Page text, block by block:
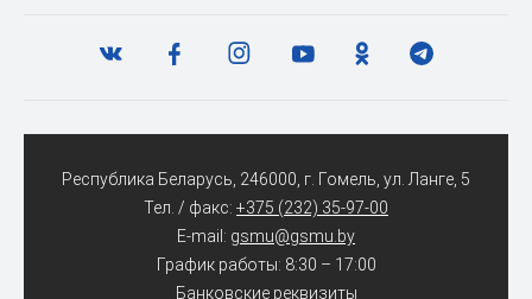
Республика Беларусь, 246000, г. Гомель, ул. Ланге, 5
Тел. / факс: +375 (232) 35-97-00
E-mail: gsmu@gsmu.by
График работы: 8:30 – 17:00
Банковские реквизиты